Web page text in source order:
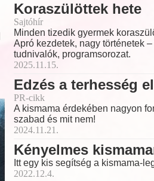
Koraszülöttek hete
Sajtóhír
Minden tizedik gyermek
Apró kezdetek, nagy történetek –
tudnivalók, programsorozat.
2025.11.15.
Edzés a terhesség
PR-cikk
A kismama érdekében nagyon
szabad és mit nem!
2024.11.21.
Kényelmes
Itt egy kis segítség a kismama-
2022.12.4.